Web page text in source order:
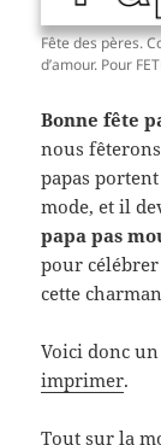
Fête des pères.
d’amour. Pour
Bonne fête
nous
papas
mode, et il
papa pas
pour
cette
Voici donc
imprimer.
Tout sur la